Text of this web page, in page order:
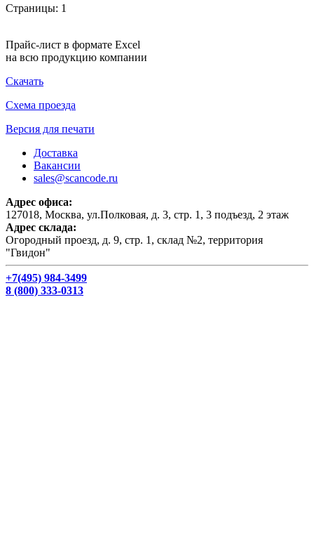
Страницы: 1
Прайс-лист в формате Excel
на всю продукцию компании
Скачать
Схема проезда
Версия для печати
Доставка
Вакансии
sales@scancode.ru
Адрес офиса:
127018, Москва, ул.Полковая, д. 3, стр. 1, 3 подъезд, 2 этаж
Адрес склада:
Огородный проезд, д. 9, стр. 1, склад №2, территория
"Гвидон"
+7(495) 984-3499
8 (800) 333-0313